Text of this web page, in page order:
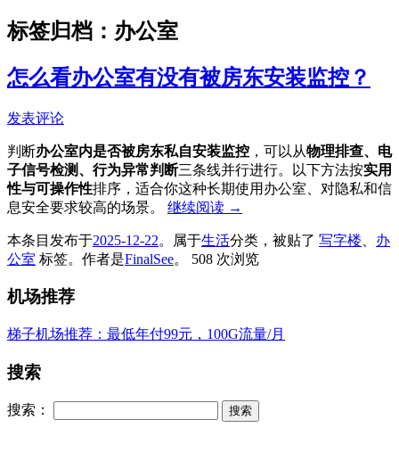
标签归档： 办公室
怎么看办公室有没有被房东安装监控？
发表评论
判断办公室内是否被房东私自安装监控 ，可以从物理排查、电
子信号检测、行为异常判断三条线并行进行。以下方法按实用
性与可操作性排序，适合你这种长期使用办公室、对隐私和信
息安全要求较高的场景。 继续阅读 →
本条目发布于2025-12-22。属于生活分类，被贴了 写字楼
办
公室 标签。 作者是FinalSee。 508 次浏览
机场推荐
梯子机场推荐：最低年付99元，100G流量/月
搜索
搜索：